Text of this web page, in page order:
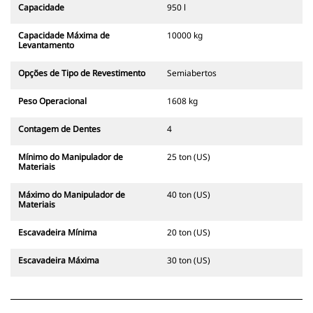
Capacidade 950 l
Capacidade Máxima de
Levantamento
10000 kg
Opções de Tipo de Revestimento Semiabertos
Peso Operacional 1608 kg
Contagem de Dentes 4
Mínimo do Manipulador de
Materiais
25 ton (US)
Máximo do Manipulador de
Materiais
40 ton (US)
Escavadeira Mínima 20 ton (US)
Escavadeira Máxima 30 ton (US)